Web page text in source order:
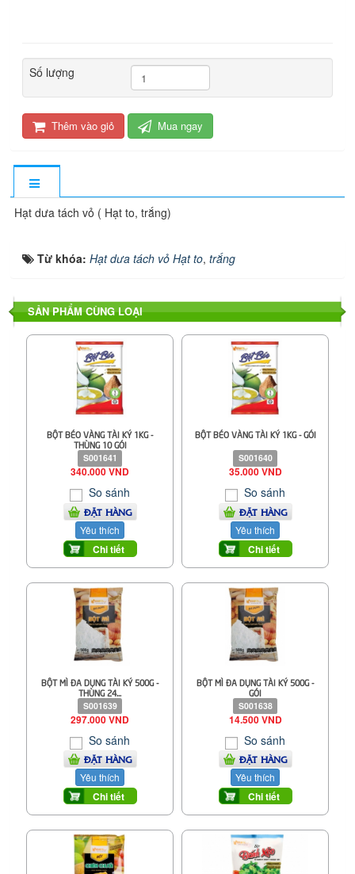
Số lượng
Thêm vào giỏ Mua ngay
Hạt dưa tách vỏ ( Hạt to, trắng)
Từ khóa: Hạt dưa tách vỏ Hạt to, trắng
SẢN PHẨM CÙNG LOẠI
BỘT BÉO VÀNG TÀI KÝ 1KG -
THÙNG 10 GÓI
S001641
340.000 VND
So sánh
ĐẶT HÀNG
Yêu thích
Chi tiết
BỘT BÉO VÀNG TÀI KÝ 1KG - GÓI
S001640
35.000 VND
So sánh
ĐẶT HÀNG
Yêu thích
Chi tiết
BỘT MÌ ĐA DỤNG TÀI KÝ 500G -
THÙNG 24...
S001639
297.000 VND
So sánh
ĐẶT HÀNG
Yêu thích
Chi tiết
BỘT MÌ ĐA DỤNG TÀI KÝ 500G -
GÓI
S001638
14.500 VND
So sánh
ĐẶT HÀNG
Yêu thích
Chi tiết